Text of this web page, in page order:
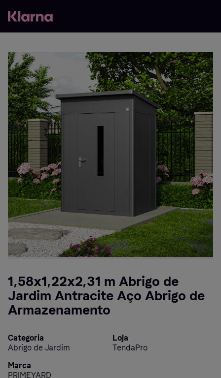
1,58x1,22x2,31 m Abrigo de
Jardim Antracite Aço Abrigo de
Armazenamento
Categoria
Abrigo de Jardim
Loja
TendaPro
Marca
PRIMEYARD